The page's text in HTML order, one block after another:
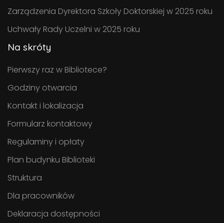
Zarządzenia Dyrektora Szkoły Doktorskiej w 2025 roku
Uchwały Rady Uczelni w 2025 roku
Na skróty
Pierwszy raz w Bibliotece?
Godziny otwarcia
Kontakt i lokalizacja
Formularz kontaktowy
Regulaminy i opłaty
Plan budynku Biblioteki
Struktura
Dla pracowników
Deklaracja dostępności